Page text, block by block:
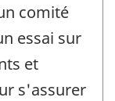
comité
essai sur
et
s'assurer